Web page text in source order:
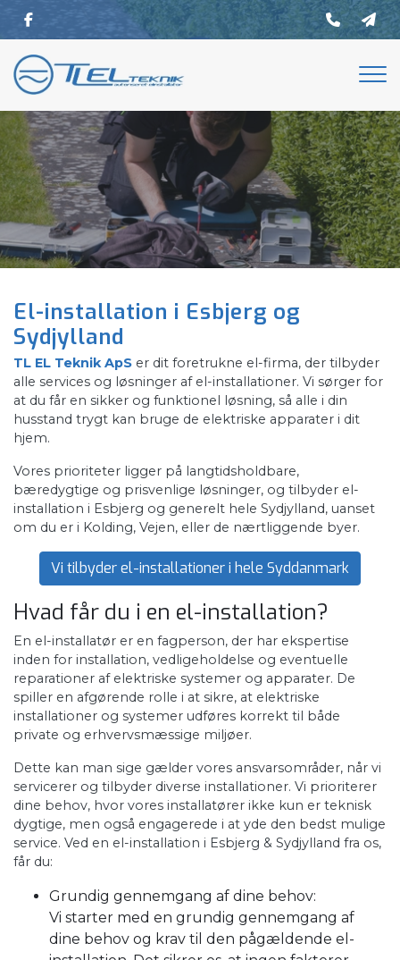
hovedindhold
El-installation i Esbjerg og
Sydjylland
TL EL Teknik ApS er dit foretrukne el-firma, der tilbyder
alle services og løsninger af el-installationer. Vi sørger for
at du får en sikker og funktionel løsning, så alle i din
husstand trygt kan bruge de elektriske apparater i dit
hjem.
Vores prioriteter ligger på langtidsholdbare,
bæredygtige og prisvenlige løsninger, og tilbyder el-
installation i Esbjerg og generelt hele Sydjylland, uanset
om du er i Kolding, Vejen, eller de nærtliggende byer.
Vi tilbyder el-installationer i hele Syddanmark
Hvad får du i en el-installation?
En el-installatør er en fagperson, der har ekspertise
inden for installation, vedligeholdelse og eventuelle
reparationer af elektriske systemer og apparater. De
spiller en afgørende rolle i at sikre, at elektriske
installationer og systemer udføres korrekt til både
private og erhvervsmæssige miljøer.
Dette kan man sige gælder vores ansvarsområder, når vi
servicerer og tilbyder diverse installationer. Vi prioriterer
dine behov, hvor vores installatører ikke kun er teknisk
dygtige, men også engagerede i at yde den bedst mulige
service. Ved en el-installation i Esbjerg & Sydjylland fra os,
får du:
Grundig gennemgang af dine behov:
Vi starter med en grundig gennemgang af
dine behov og krav til den pågældende el-